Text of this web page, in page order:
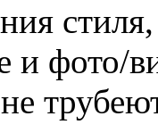
и фото/